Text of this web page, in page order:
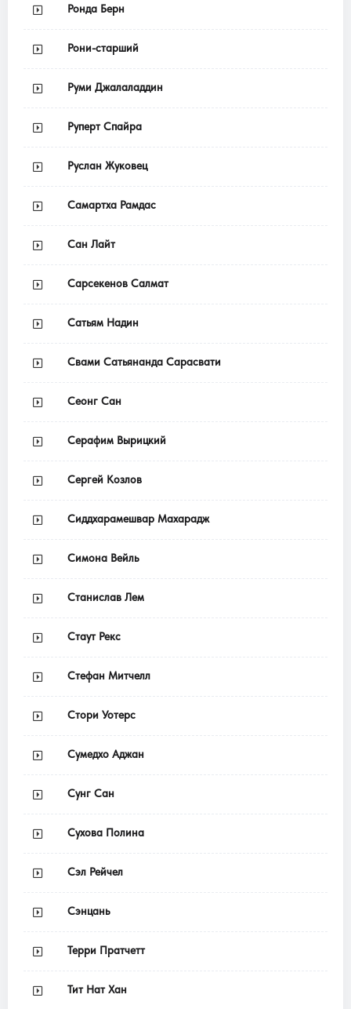
Ронда Берн
Рони-старший
Руми Джалаладдин
Руперт Спайра
Руслан Жуковец
Самартха Рамдас
Сан Лайт
Сарсекенов Салмат
Сатьям Надин
Свами Сатьянанда Сарасвати
Сеонг Сан
Серафим Вырицкий
Сергей Козлов
Сиддхарамешвар Махарадж
Симона Вейль
Станислав Лем
Стаут Рекс
Стефан Митчелл
Стори Уотерс
Сумедхо Аджан
Сунг Сан
Сухова Полина
Сэл Рейчел
Сэнцань
Терри Пратчетт
Тит Нат Хан